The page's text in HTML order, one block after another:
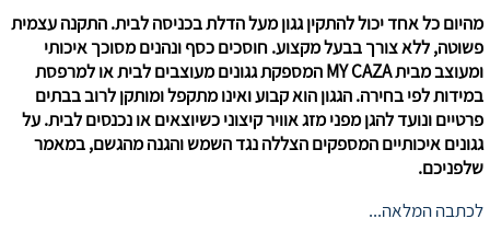
מהיום כל אחד יכול להתקין גגון מעל הדלת בכניסה לבית. התקנה עצמית
פשוטה, ללא צורך בבעל מקצוע. חוסכים כסף ונהנים מסוכך איכותי
ומעוצב מבית MY CAZA המספקת גגונים מעוצבים לבית או למרפסת
במידות לפי בחירה. הגגון הוא קבוע ואינו מתקפל ומותקן לרוב בבתים
פרטיים ונועד להגן מפני מזג אוויר קיצוני כשיוצאים או נכנסים לבית. על
גגונים איכותיים המספקים הצללה נגד השמש והגנה מהגשם, במאמר
שלפניכם.
לכתבה המלאה...